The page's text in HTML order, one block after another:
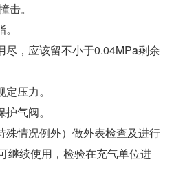
击。
尽，应该留不小于0.04MPa剩余
压力。
气阀。
殊情况例外）做外表检查及进行
继续使用，检验在充气单位进